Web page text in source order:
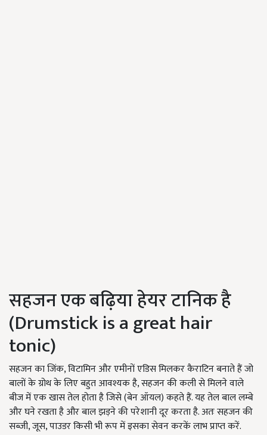
सहजन एक बढ़िया हेयर टानिक है
(Drumstick is a great hair
tonic)
सहजन का जिंक, विटामिन और एमीनों एडिस मिलकर कैराटिन बनाते हैं जो
बालों के ग्रोथ के लिए बहुत आवश्यक है, सहजन की कली से मिलने वाले
बीज में एक खास तेल होता है जिसे (बेन ऑयल) कहते हैं. यह तेल बाल लम्बे
और घने रखता है और बाल झड़ने की परेशानी दूर करता है. अतः सहजन की
सब्जी, जूस, पाउडर किसी भी रूप में इसका सेवन करकें लाभ प्राप्त करें.